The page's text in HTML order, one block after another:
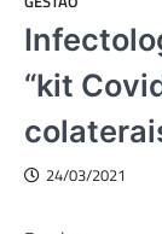
“kit
24/03/2021